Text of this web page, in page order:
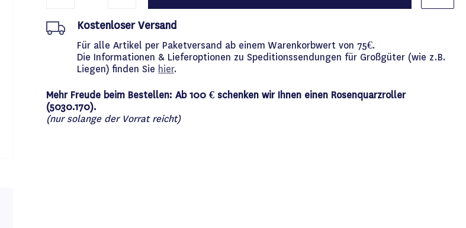
Kostenloser Versand
Für alle Artikel per Paketversand ab einem Warenkorbwert von 75€.
Die Informationen & Lieferoptionen zu Speditionssendungen für Großgüter (wie z.B.
Liegen) finden Sie hier.
Mehr Freude beim Bestellen: Ab 100 € schenken wir Ihnen einen Rosenquarzroller
(5030.170).
(nur solange der Vorrat reicht)